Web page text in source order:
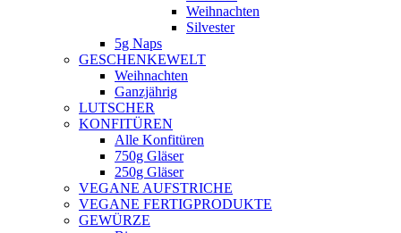
Weihnachten
Silvester
5g Naps
GESCHENKEWELT
Weihnachten
Ganzjährig
LUTSCHER
KONFITÜREN
Alle Konfitüren
750g Gläser
250g Gläser
VEGANE AUFSTRICHE
VEGANE FERTIGPRODUKTE
GEWÜRZE